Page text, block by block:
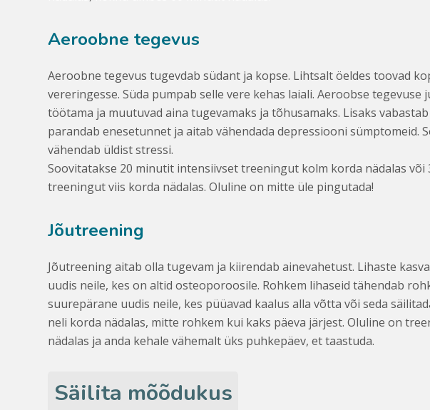
Aeroobne tegevus
Aeroobne tegevus tugevdab südant ja kopse. Lihtsalt öeldes toovad
vereringesse. Süda pumpab selle vere kehas laiali. Aeroobse
töötama ja muutuvad aina tugevamaks ja tõhusamaks. Lisaks
parandab enesetunnet ja aitab vähendada depressiooni sümptomeid.
vähendab üldist stressi.
Soovitatakse 20 minutit intensiivset treeningut kolm korda nädalas
treeningut viis korda nädalas. Oluline on mitte üle pingutada!
Jõutreening
Jõutreening aitab olla tugevam ja kiirendab ainevahetust. Lihaste
uudis neile, kes on altid osteoporoosile. Rohkem lihaseid tähendab
suurepärane uudis neile, kes püüavad kaalus alla võtta või seda
neli korda nädalas, mitte rohkem kui kaks päeva järjest. Oluline on
nädalas ja anda kehale vähemalt üks puhkepäev, et taastuda.
Säilita mõõdukus